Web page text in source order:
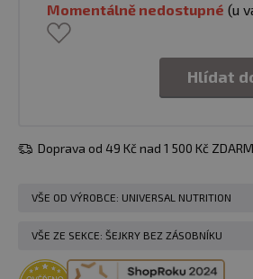
Momentálně nedostupné (u
Hlídat
Doprava od 49 Kč nad 1 500 Kč
VŠE OD VÝROBCE: UNIVERSAL NUTRITION
VŠE ZE SEKCE: ŠEJKRY BEZ ZÁSOBNÍKU